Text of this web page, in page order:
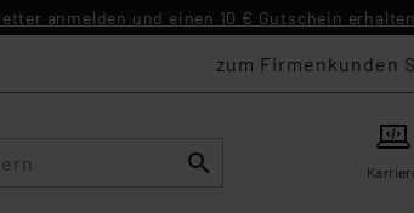
anmelden und einen 10 € Gutschein erhalten
zum Firmenkunden